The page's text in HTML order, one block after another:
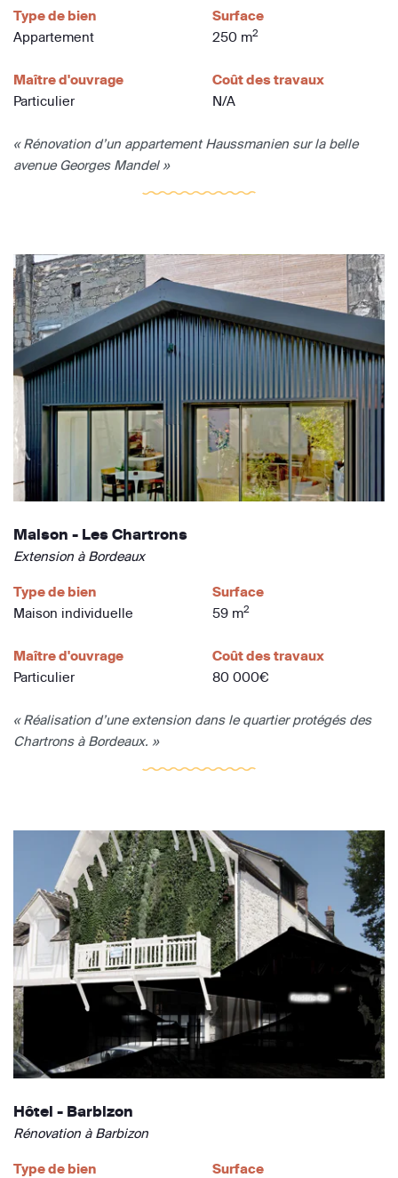
Type de bien
Appartement
Surface
250 m2
Maître d'ouvrage
Particulier
Coût des travaux
N/A
« Rénovation d’un appartement Haussmanien sur la belle
avenue Georges Mandel »
Maison - Les Chartrons
Extension à Bordeaux
Type de bien
Maison individuelle
Surface
59 m2
Maître d'ouvrage
Particulier
Coût des travaux
80 000€
« Réalisation d’une extension dans le quartier protégés des
Chartrons à Bordeaux. »
Hôtel - Barbizon
Rénovation à Barbizon
Type de bien
Surface